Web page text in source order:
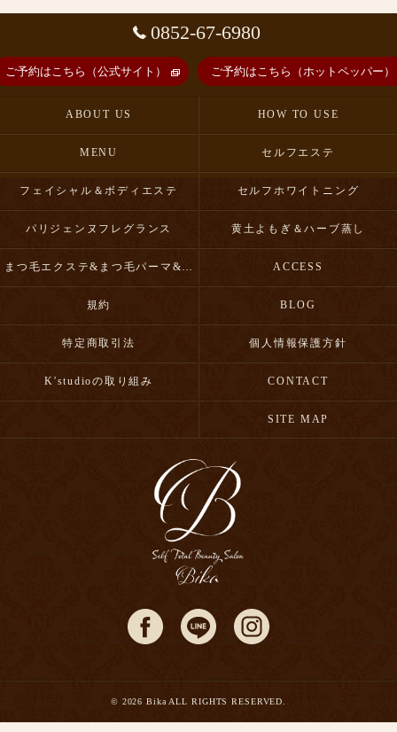
0852-67-6980
ご予約はこちら（公式サイト） ご予約はこちら（ホットペッパー）
ABOUT US HOW TO USE
MENU セルフエステ
フェイシャル＆ボディエステ セルフホワイトニング
パリジェンヌフレグランス 黄土よもぎ＆ハーブ蒸し
まつ毛エクステ&まつ毛パーマ&眉毛スタイリング ACCESS
規約 BLOG
特定商取引法 個人情報保護方針
K'studioの取り組み CONTACT
SITE MAP
© 2026 Bika ALL RIGHTS RESERVED.